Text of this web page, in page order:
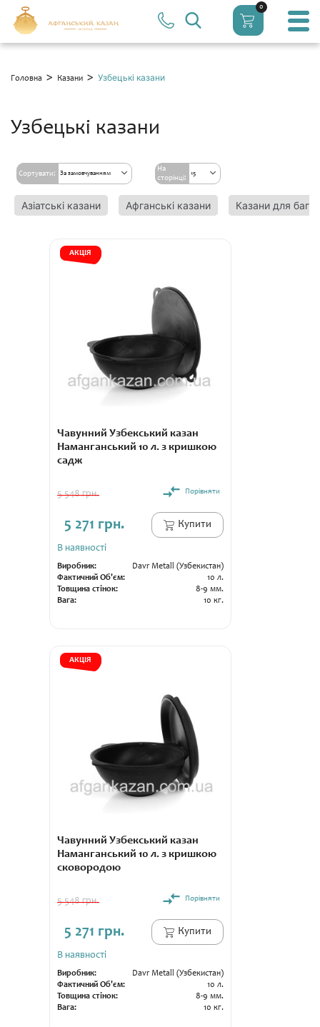
0
Головна > Казани > Узбецькі казани
Узбецькі казани
Сортувати: За замовчуванням
На
сторінці:
15
Азіатські казани Афганські казани Казани для
АКЦІЯ
Чавунний Узбекський казан
Наманганський 10 л. з кришкою
садж
5 548 грн. Порівняти
5 271 грн. Купити
В наявності
Виробник:
Davr Metall (Узбекистан)
Фактичний Об'єм:
10 л.
Товщина стінок:
8-9 мм.
Вага:
10 кг.
АКЦІЯ
Чавунний Узбекський казан
Наманганський 10 л. з кришкою
сковородою
5 548 грн. Порівняти
5 271 грн. Купити
В наявності
Виробник:
Davr Metall (Узбекистан)
Фактичний Об'єм:
10 л.
Товщина стінок:
8-9 мм.
Вага:
10 кг.